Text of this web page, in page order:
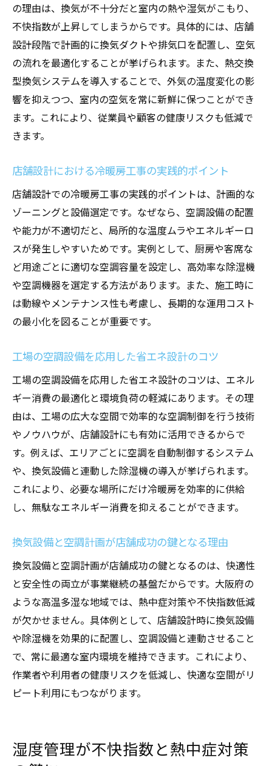
の理由は、換気が不十分だと室内の熱や湿気がこもり、
不快指数が上昇してしまうからです。具体的には、店舗
設計段階で計画的に換気ダクトや排気口を配置し、空気
の流れを最適化することが挙げられます。また、熱交換
型換気システムを導入することで、外気の温度変化の影
響を抑えつつ、室内の空気を常に新鮮に保つことができ
ます。これにより、従業員や顧客の健康リスクも低減で
きます。
店舗設計における冷暖房工事の実践的ポイント
店舗設計での冷暖房工事の実践的ポイントは、計画的な
ゾーニングと設備選定です。なぜなら、空調設備の配置
や能力が不適切だと、局所的な温度ムラやエネルギーロ
スが発生しやすいためです。実例として、厨房や客席な
ど用途ごとに適切な空調容量を設定し、高効率な除湿機
や空調機器を選定する方法があります。また、施工時に
は動線やメンテナンス性も考慮し、長期的な運用コスト
の最小化を図ることが重要です。
工場の空調設備を応用した省エネ設計のコツ
工場の空調設備を応用した省エネ設計のコツは、エネル
ギー消費の最適化と環境負荷の軽減にあります。その理
由は、工場の広大な空間で効率的な空調制御を行う技術
やノウハウが、店舗設計にも有効に活用できるからで
す。例えば、エリアごとに空調を自動制御するシステム
や、換気設備と連動した除湿機の導入が挙げられます。
これにより、必要な場所にだけ冷暖房を効率的に供給
し、無駄なエネルギー消費を抑えることができます。
換気設備と空調計画が店舗成功の鍵となる理由
換気設備と空調計画が店舗成功の鍵となるのは、快適性
と安全性の両立が事業継続の基盤だからです。大阪府の
ような高温多湿な地域では、熱中症対策や不快指数低減
が欠かせません。具体例として、店舗設計時に換気設備
や除湿機を効果的に配置し、空調設備と連動させること
で、常に最適な室内環境を維持できます。これにより、
作業者や利用者の健康リスクを低減し、快適な空間がリ
ピート利用にもつながります。
湿度管理が不快指数と熱中症対策